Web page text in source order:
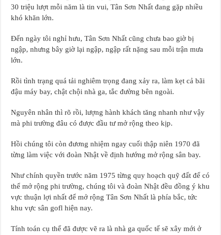
30 triệu lượt mỗi năm là tin vui, Tân Sơn Nhất đang gặp nhiều
khó khăn lớn.
Đến ngày tôi nghỉ hưu, Tân Sơn Nhất cũng chưa bao giờ bị
ngập, nhưng bây giờ lại ngập, ngập rất nặng sau mỗi trận mưa
lớn.
Rồi tình trạng quá tải nghiêm trọng đang xảy ra, làm kẹt cả bãi
đậu máy bay, chật chội nhà ga, tắc đường bên ngoài.
Nguyên nhân thì rõ rồi, lượng hành khách tăng nhanh như vậy
mà phi trường đâu có được đầu tư mở rộng theo kịp.
Hồi chúng tôi còn đương nhiệm ngay cuối thập niên 1970 đã
từng làm việc với đoàn Nhật về định hướng mở rộng sân bay.
Như chính quyền trước năm 1975 từng quy hoạch quỹ đất để có
thể mở rộng phi trường, chúng tôi và đoàn Nhật đều đồng ý khu
vực thuận lợi nhất để mở rộng Tân Sơn Nhất là phía bắc, tức
khu vực sân gofl hiện nay.
Tính toán cụ thể đã được vẽ ra là nhà ga quốc tế sẽ xây mới ở